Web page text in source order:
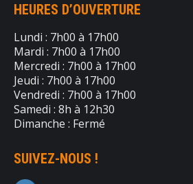
HEURES D’OUVERTURE
Lundi : 7h00 à 17h00
Mardi : 7h00 à 17h00
Mercredi : 7h00 à 17h00
Jeudi : 7h00 à 17h00
Vendredi : 7h00 à 17h00
Samedi : 8h à 12h30
Dimanche : Fermé
SUIVEZ-NOUS !